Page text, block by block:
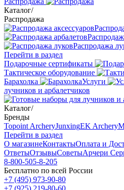
Каталог/
Распродажа
Распродажа
Перейти в раздел
Подарочные сертификаты
Тактическое оборудование
Барахолка
Услуги
лучников и арбалетчиков
Каталог/
Бренды
Topoint ArcheryJunxingEK Archery
Перейти в раздел
О магазинеКонтактыОплата и
ОтветыОтзывыСоветыАрчери
8-800-505-8-205
Бесплатно по всей России
+7 (495) 973-90-80
+7 (925) 219-80-60